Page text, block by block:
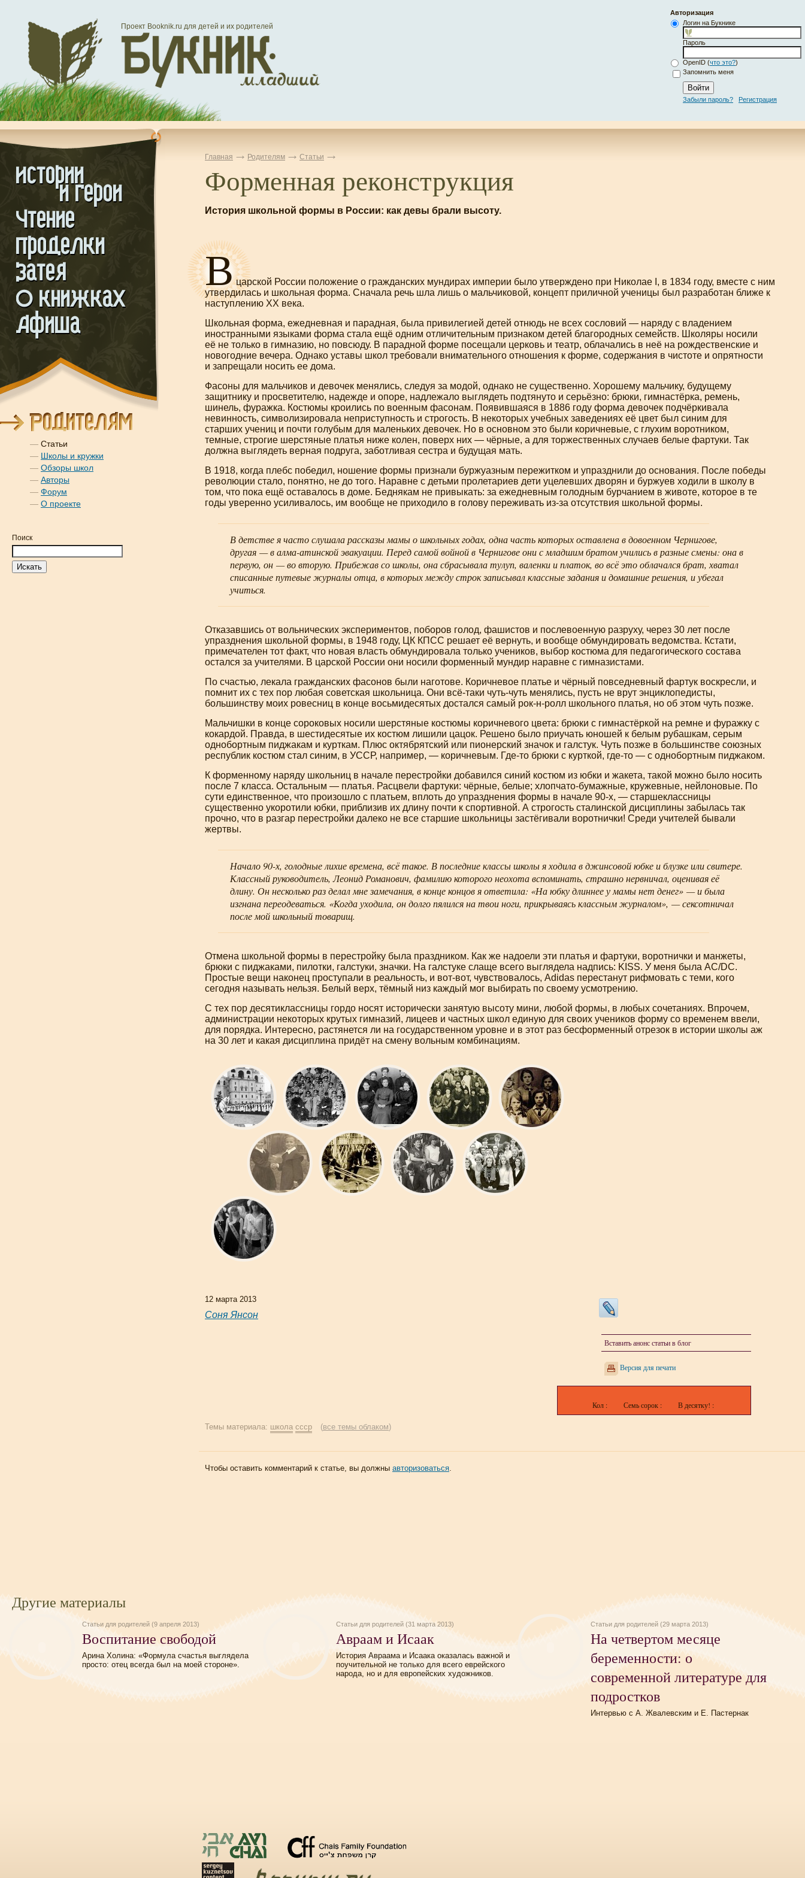
Проект Booknik.ru для детей и их родителей
Авторизация
Логин на Букнике
Пароль
OpenID (что это?)
Запомнить меня
Забыли пароль? Регистрация
— Статьи
— Школы и кружки
— Обзоры школ
— Авторы
— Форум
— О проекте
Поиск
Главная Родителям Статьи
Форменная реконструкция
История школьной формы в России: как девы брали высоту.
Вцарской России положение о гражданских мундирах империи было утверждено при Николае I, в 1834 году, вместе с ним
утвердилась и школьная форма. Сначала речь шла лишь о мальчиковой, концепт приличной ученицы был разработан ближе к
наступлению ХХ века.
Школьная форма, ежедневная и парадная, была привилегией детей отнюдь не всех сословий — наряду с владением
иностранными языками форма стала ещё одним отличительным признаком детей благородных семейств. Школяры носили
её не только в гимназию, но повсюду. В парадной форме посещали церковь и театр, облачались в неё на рождественские и
новогодние вечера. Однако уставы школ требовали внимательного отношения к форме, содержания в чистоте и опрятности
и запрещали носить ее дома.
Фасоны для мальчиков и девочек менялись, следуя за модой, однако не существенно. Хорошему мальчику, будущему
защитнику и просветителю, надежде и опоре, надлежало выглядеть подтянуто и серьёзно: брюки, гимнастёрка, ремень,
шинель, фуражка. Костюмы кроились по военным фасонам. Появившаяся в 1886 году форма девочек подчёркивала
невинность, символизировала неприступность и строгость. В некоторых учебных заведениях её цвет был синим для
старших учениц и почти голубым для маленьких девочек. Но в основном это были коричневые, с глухим воротником,
темные, строгие шерстяные платья ниже колен, поверх них — чёрные, а для торжественных случаев белые фартуки. Так
должна выглядеть верная подруга, заботливая сестра и будущая мать.
В 1918, когда плебс победил, ношение формы признали буржуазным пережитком и упразднили до основания. После победы
революции стало, понятно, не до того. Наравне с детьми пролетариев дети уцелевших дворян и буржуев ходили в школу в
том, что пока ещё оставалось в доме. Беднякам не привыкать: за ежедневным голодным бурчанием в животе, которое в те
годы уверенно усиливалось, им вообще не приходило в голову переживать из-за отсутствия школьной формы.
В детстве я часто слушала рассказы мамы о школьных годах, одна часть которых оставлена в довоенном Чернигове,
другая — валма-атинскойэвакуации. Перед самой войной в Чернигове они с младшим братом учились в разные смены: она в
первую, он — во вторую. Прибежав со школы, она сбрасывала тулуп, валенки и платок, во всё это облачался брат, хватал
списанные путевые журналы отца, в которых между строк записывал классные задания и домашние решения, и убегал
учиться.
Отказавшись от вольнических экспериментов, поборов голод, фашистов и послевоенную разруху, через 30 лет после
упразднения школьной формы, в 1948 году, ЦК КПСС решает её вернуть, и вообще обмундировать ведомства. Кстати,
примечателен тот факт, что новая власть обмундировала только учеников, выбор костюма для педагогического состава
остался за учителями. В царской России они носили форменный мундир наравне с гимназистами.
По счастью, лекала гражданских фасонов были наготове. Коричневое платье и чёрный повседневный фартук воскресли, и
помнит их с тех пор любая советская школьница. Они всё-таки чуть-чуть менялись, пусть не врут энциклопедисты,
большинству моих ровесниц в конце восьмидесятых достался самый рок-н-ролл школьного платья, но об этом чуть позже.
Мальчишки в конце сороковых носили шерстяные костюмы коричневого цвета: брюки с гимнастёркой на ремне и фуражку с
кокардой. Правда, в шестидесятые их костюм лишили цацок. Решено было приучать юношей к белым рубашкам, серым
однобортным пиджакам и курткам. Плюс октябрятский или пионерский значок и галстук. Чуть позже в большинстве союзных
республик костюм стал синим, в УССР, например, — коричневым. Где-то брюки с курткой, где-то — с однобортным пиджаком.
К форменному наряду школьниц в начале перестройки добавился синий костюм из юбки и жакета, такой можно было носить
после 7 класса. Остальным — платья. Расцвели фартуки: чёрные, белые; хлопчато-бумажные, кружевные, нейлоновые. По
сути единственное, что произошло с платьем, вплоть до упразднения формы в начале 90-х, — старшеклассницы
существенно укоротили юбки, приблизив их длину почти к спортивной. А строгость сталинской дисциплины забылась так
прочно, что в разгар перестройки далеко не все старшие школьницы застёгивали воротнички! Среди учителей бывали
жертвы.
Начало 90-х, голодные лихие времена, всё такое. В последние классы школы я ходила в джинсовой юбке и блузке или свитере.
Классный руководитель, Леонид Романович, фамилию которого неохота вспоминать, страшно нервничал, оценивая её
длину. Он несколько раз делал мне замечания, в конце концов я ответила: «На юбку длиннее у мамы нет денег» — и была
изгнана переодеваться. «Когда уходила, он долго пялился на твои ноги, прикрываясь классным журналом», — сексотничал
после мой школьный товарищ.
Отмена школьной формы в перестройку была праздником. Как же надоели эти платья и фартуки, воротнички и манжеты,
брюки с пиджаками, пилотки, галстуки, значки. На галстуке слаще всего выглядела надпись: KISS. У меня была AC/DC.
Простые вещи наконец проступали в реальность, и вот-вот, чувствовалось, Adidas перестанут рифмовать с теми, кого
сегодня называть нельзя. Белый верх, тёмный низ каждый мог выбирать по своему усмотрению.
С тех пор десятиклассницы гордо носят исторически занятую высоту мини, любой формы, в любых сочетаниях. Впрочем,
администрации некоторых крутых гимназий, лицеев и частных школ единую для своих учеников форму со временем ввели,
для порядка. Интересно, растянется ли на государственном уровне и в этот раз бесформенный отрезок в истории школы аж
на 30 лет и какая дисциплина придёт на смену вольным комбинациям.
Вставить анонс статьи в блог
Версия для печати
Кол : Семь сорок : В десятку! :
12 марта 2013
Соня Янсон
Темы материала: школа ссср (все темы облаком)
Чтобы оставить комментарий к статье, вы должны авторизоваться.
Другие материалы
Статьи для родителей (9 апреля 2013)
Воспитание свободой
Арина Холина: «Формула счастья выглядела
просто: отец всегда был на моей стороне».
Статьи для родителей (31 марта 2013)
Авраам и Исаак
История Авраама и Исаака оказалась важной и
поучительной не только для всего еврейского
народа, но и для европейских художников.
Статьи для родителей (29 марта 2013)
На четвертом месяце
беременности: о
современной литературе для
подростков
Интервью с А. Жвалевским и Е. Пастернак